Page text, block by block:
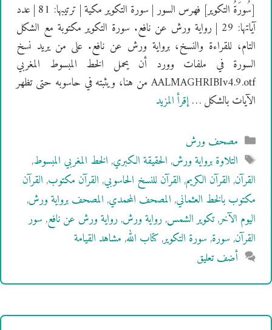
[سُورَةُ التكوير] فهرس السور | سورة التكوير مكية | ترتيبها: 81 | عدد
آياتها: 29 | رواية ورش عن نافع. سورة التكوير مكتوبة مع الشكل
التام، للقراءة والنسخ، برواية ورش عن نافع. على من يريد نسخ
السورة في ملفات وورد أن يحمل الخط المبسوط المغربي
AALMAGHRIBIv4.9.otf من هنا، ويثبته في حاسوبه حتى تظهر
الآيات بالشكل …إقرأ المزيد
التصنيفات
مصحف ورش
الوسوم
التلاوة برواية ورش,الحقيقة الكبري,الخط المغربي المبسوط,
القرآن,القرآن الكريم,القرآن للنسخ الحاسوبي,القرآن مكتوب,القرآن
مكتوب بالخط العثماني,المصحف المحمدي,المصحف برواية ورش,
اليوم الآخر,تكوير الشمس,رواية ورش,رواية ورش عن نافع,سور
القرآن,سورة,سورة التكوير,كتاب الله,مشاهد القيامة
أضف تعليق